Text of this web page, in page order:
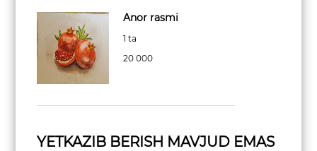
Anor rasmi
1 ta
20 000
YETKAZIB BERISH MAVJUD EMAS